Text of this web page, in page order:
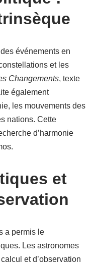
événements en
et les
Changements, texte
également
les mouvements des
nations. Cette
d’harmonie
et
a permis le
Les astronomes
et d’observation